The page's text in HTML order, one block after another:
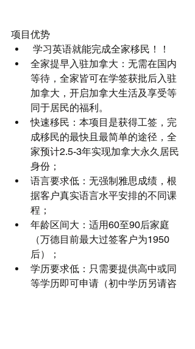
项目优势
学习英语就能完成全家移民！！
全家提早入驻加拿大：无需在国内
等待，全家皆可在学签获批后入驻
加拿大，开启加拿大生活及享受等
同于居民的福利。
快速移民：本项目是获得工签，完
成移民的最快且最简单的途径，全
家预计2.5-3年实现加拿大永久居民
身份；
语言要求低：无强制雅思成绩，根
据客户真实语言水平安排的不同课
程；
年龄区间大：适用60至90后家庭
（万德目前最大过签客户为1950
后）；
学历要求低：只需要提供高中或同
等学历即可申请（初中学历另请咨